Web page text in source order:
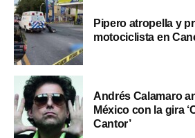
Pipero atropella y
motociclista en
Andrés Calamaro
México con la gira
Cantor’